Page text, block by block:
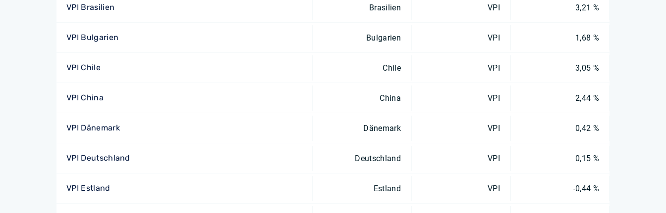
VPI Brasilien Brasilien VPI 3,21 %
VPI Bulgarien Bulgarien VPI 1,68 %
VPI Chile Chile VPI 3,05 %
VPI China China VPI 2,44 %
VPI Dänemark Dänemark VPI 0,42 %
VPI Deutschland Deutschland VPI 0,15 %
VPI Estland Estland VPI -0,44 %